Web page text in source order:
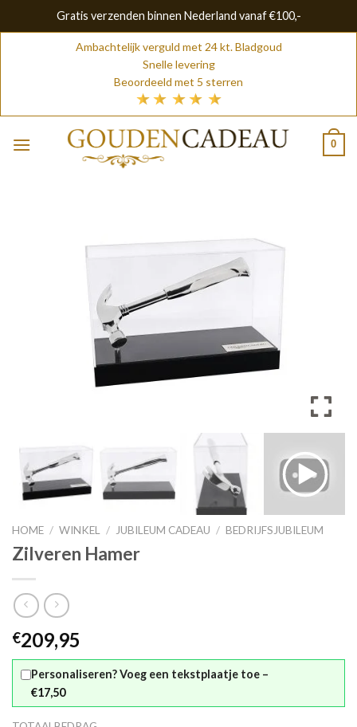
Gratis verzenden binnen Nederland vanaf €100,-
Ambachtelijk verguld met 24 kt. Bladgoud
Snelle levering
Beoordeeld met 5 sterren
0
HOME / WINKEL / JUBILEUM CADEAU / BEDRIJFSJUBILEUM
Zilveren Hamer
€209,95
Personaliseren? Voeg een tekstplaatje toe –
€17,50